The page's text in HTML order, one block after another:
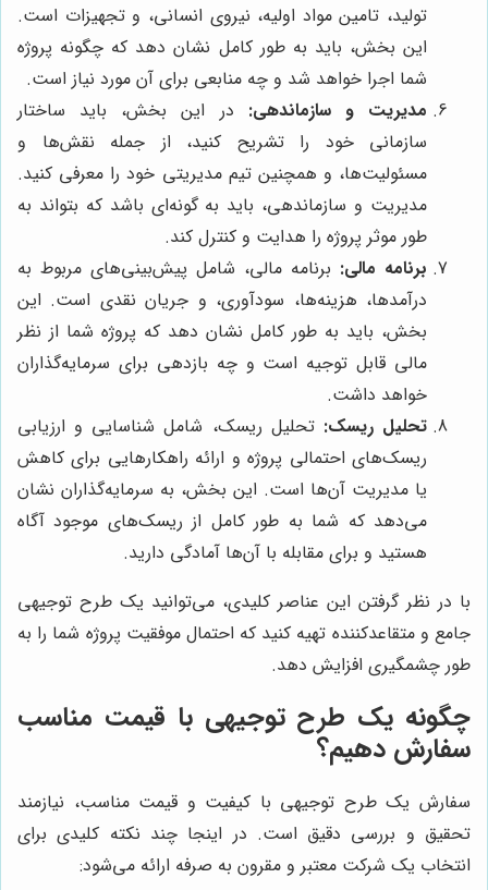
تولید، تامین مواد اولیه، نیروی انسانی، و تجهیزات است.
این بخش، باید به طور کامل نشان دهد که چگونه پروژه
شما اجرا خواهد شد و چه منابعی برای آن مورد نیاز است.
مدیریت و سازماندهی: در این بخش، باید ساختار
سازمانی خود را تشریح کنید، از جمله نقش‌ها و
مسئولیت‌ها، و همچنین تیم مدیریتی خود را معرفی کنید.
مدیریت و سازماندهی، باید به گونه‌ای باشد که بتواند به
طور موثر پروژه را هدایت و کنترل کند.
برنامه مالی: برنامه مالی، شامل پیش‌بینی‌های مربوط به
درآمدها، هزینه‌ها، سودآوری، و جریان نقدی است. این
بخش، باید به طور کامل نشان دهد که پروژه شما از نظر
مالی قابل توجیه است و چه بازدهی برای سرمایه‌گذاران
خواهد داشت.
تحلیل ریسک: تحلیل ریسک، شامل شناسایی و ارزیابی
ریسک‌های احتمالی پروژه و ارائه راهکارهایی برای کاهش
یا مدیریت آن‌ها است. این بخش، به سرمایه‌گذاران نشان
می‌دهد که شما به طور کامل از ریسک‌های موجود آگاه
هستید و برای مقابله با آن‌ها آمادگی دارید.
با در نظر گرفتن این عناصر کلیدی، می‌توانید یک طرح توجیهی
جامع و متقاعدکننده تهیه کنید که احتمال موفقیت پروژه شما را به
طور چشمگیری افزایش دهد.
چگونه یک طرح توجیهی با قیمت مناسب
سفارش دهیم؟
سفارش یک طرح توجیهی با کیفیت و قیمت مناسب، نیازمند
تحقیق و بررسی دقیق است. در اینجا چند نکته کلیدی برای
انتخاب یک شرکت معتبر و مقرون به صرفه ارائه می‌شود: